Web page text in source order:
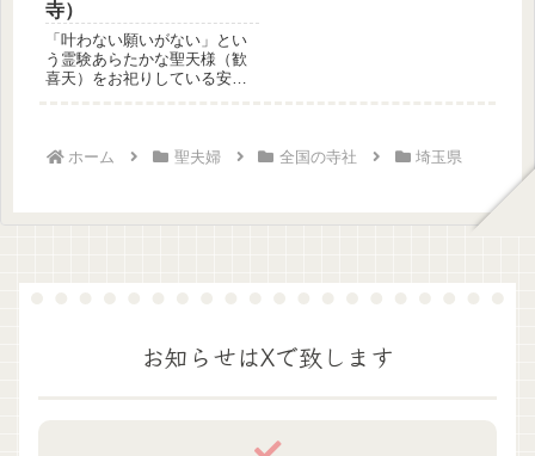
寺）
「叶わない願いがない」とい
う霊験あらたかな聖天様（歓
喜天）をお祀りしている安養
ホーム 聖夫婦 全国の寺社 埼玉県
お知らせはXで致します